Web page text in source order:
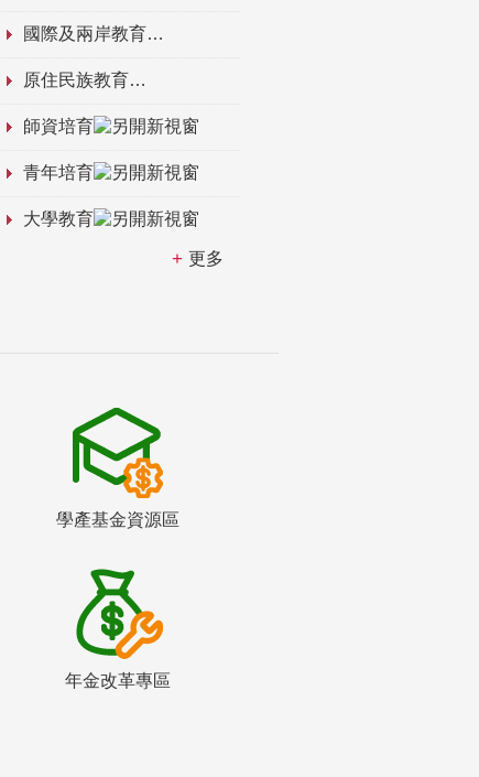
國際及兩岸教育
原住民族教育
師資培育
青年培育
大學教育
更多
學產基金資源區
年金改革專區